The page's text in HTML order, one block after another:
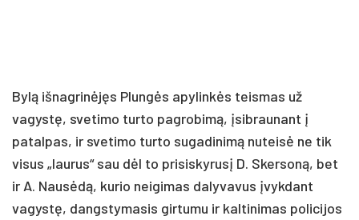
Bylą išnagrinėjęs Plungės apylinkės teismas už
vagystę, svetimo turto pagrobimą, įsibraunant į
patalpas, ir svetimo turto sugadinimą nuteisė ne tik
visus „laurus“ sau dėl to prisiskyrusį D. Skersoną, bet
ir A. Nausėdą, kurio neigimas dalyvavus įvykdant
vagystę, dangstymasis girtumu ir kaltinimas policijos